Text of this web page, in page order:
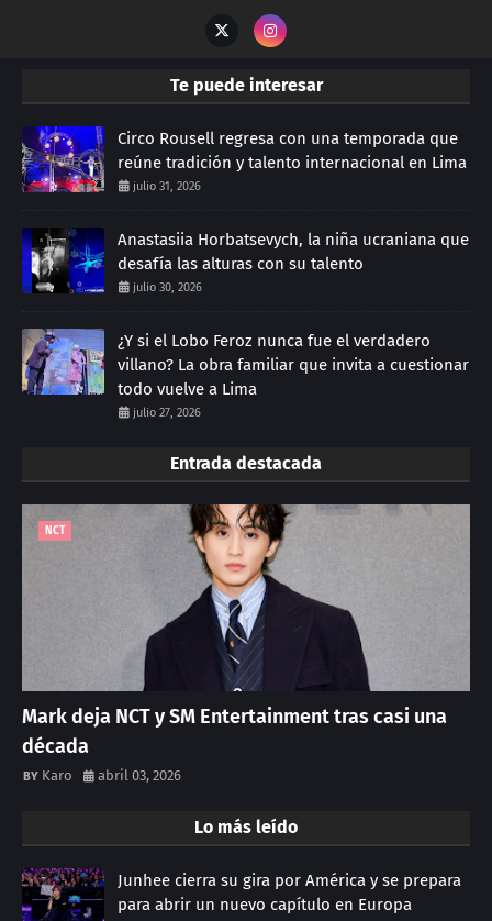
Te puede interesar
Circo Rousell regresa con una temporada que
reúne tradición y talento internacional en Lima
julio 31, 2026
Anastasiia Horbatsevych, la niña ucraniana que
desafía las alturas con su talento
julio 30, 2026
¿Y si el Lobo Feroz nunca fue el verdadero
villano? La obra familiar que invita a cuestionar
todo vuelve a Lima
julio 27, 2026
Entrada destacada
NCT
Mark deja NCT y SM Entertainment tras casi una
década
Karo abril 03, 2026
Lo más leído
Junhee cierra su gira por América y se prepara
para abrir un nuevo capítulo en Europa